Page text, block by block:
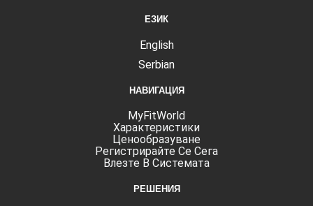
U
B
E
ЕЗИК
English
Serbian
НАВИГАЦИЯ
MyFitWorld
Характеристики
Ценообразуване
Регистрирайте Се Сега
Влезте В Системата
РЕШЕНИЯ